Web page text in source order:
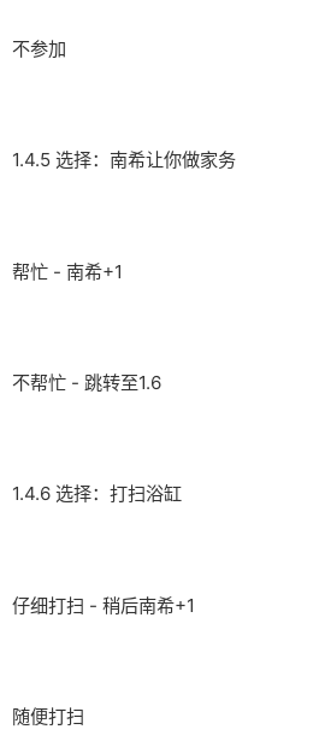
不参加
1.4.5 选择：南希让你做家务
帮忙 - 南希+1
不帮忙 - 跳转至1.6
1.4.6 选择：打扫浴缸
仔细打扫 - 稍后南希+1
随便打扫